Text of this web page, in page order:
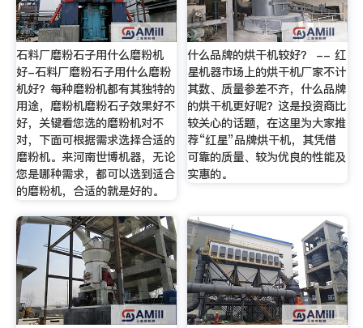
石料厂磨粉石子用什么磨粉机
好-石料厂磨粉石子用什么磨粉
机好？每种磨粉机都有其独特的
用途，磨粉机磨粉石子效果好不
好，关键看您选的磨粉机对不
对，下面可根据需求选择合适的
磨粉机。来河南世博机器，无论
您是哪种需求，都可以选到适合
的磨粉机，合适的就是好的。
什么品牌的烘干机较好？ -- 红
星机器市场上的烘干机厂家不计
其数、质量参差不齐，什么品牌
的烘干机更好呢？这是投资商比
较关心的话题，在这里为大家推
荐“红星”品牌烘干机，其凭借
可靠的质量、较为优良的性能及
实惠的。